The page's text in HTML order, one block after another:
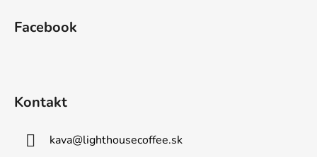
Facebook
Kontakt
kava@lighthousecoffee.sk